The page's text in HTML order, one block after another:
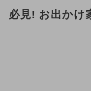
必見! お出かけ